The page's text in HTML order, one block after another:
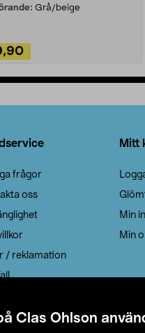
Clas Ohlson
Grå/beige
frågor
oss
/ reklamation
Mitt
Min
Min